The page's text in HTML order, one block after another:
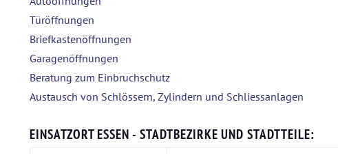
Türöffnungen
Briefkastenöffnungen
Garagenöffnungen
Beratung zum Einbruchschutz
Austausch von Schlössern, Zylindern und Schliessanlagen
EINSATZORT ESSEN - STADTBEZIRKE UND STADTTEILE: